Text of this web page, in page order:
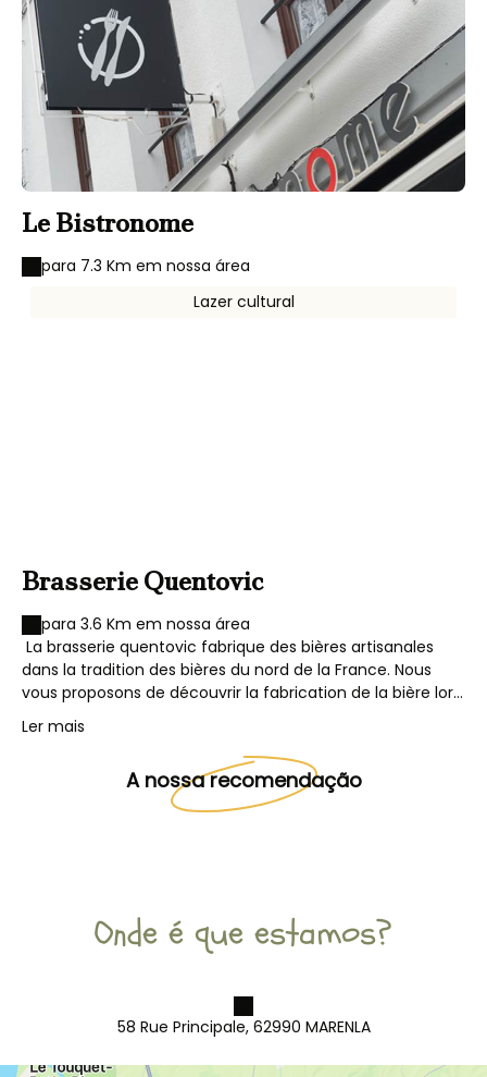
Le Bistronome
para 7.3 Km em nossa área
Lazer cultural
Brasserie Quentovic
para 3.6 Km em nossa área
La brasserie quentovic fabrique des bières artisanales
dans la tradition des bières du nord de la France. Nous
vous proposons de découvrir la fabrication de la bière lors
de visites organisées. Il vous sera possible d'emporter des
bières ainsi que de nombreux goodies et produits du
terroir dans notre boutique. Nous disposons également
d'un espace bar qui vous permet de déguster une bière
fraîche à côté des cuves de fabrication. Nous proposons
Ler mais
A nossa recomendação
Onde é que estamos?
58 Rue Principale, 62990 MARENLA